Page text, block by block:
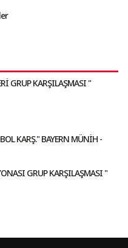
GRUP KARŞILAŞMASI "
KARŞ." BAYERN MÜNİH -
GRUP KARŞILAŞMASI "